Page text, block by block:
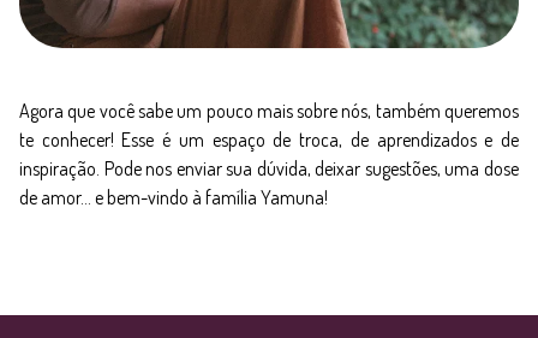
Agora que você sabe um pouco mais sobre nós, também queremos
te conhecer! Esse é um espaço de troca, de aprendizados e de
inspiração. Pode nos enviar sua dúvida, deixar sugestões, uma dose
de amor… e bem-vindo à família Yamuna!